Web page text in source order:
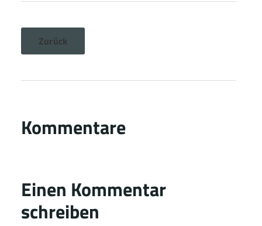
Zurück
Kommentare
Einen Kommentar
schreiben